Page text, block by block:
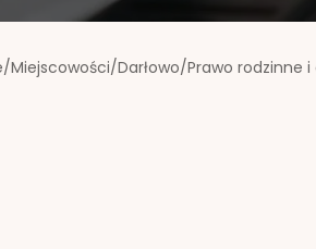
/Miejscowości/Darłowo/Prawo rodzinne